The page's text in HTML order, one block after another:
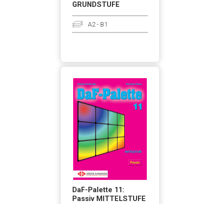
GRUNDSTUFE
A2 - B1
DaF-Palette 11:
Passiv MITTELSTUFE